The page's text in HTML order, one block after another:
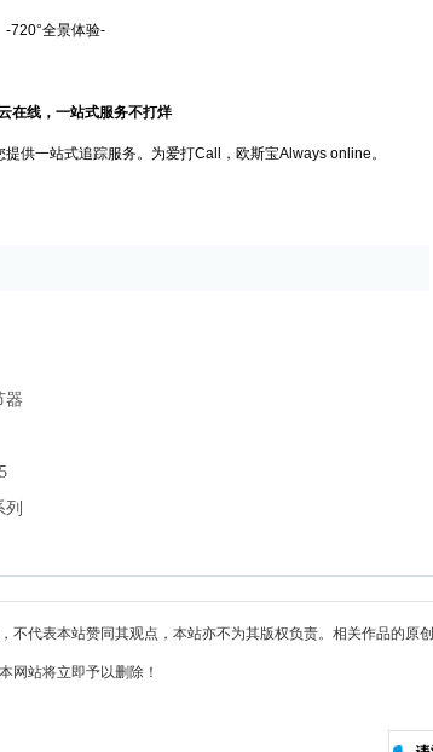
-720°全景体验-
在线，一站式服务不打烊
供一站式追踪服务。为爱打Call，欧斯宝Always online。
器
不代表本站赞同其观点，本站亦不为其版权负责。相关作品的原
网站将立即予以删除！